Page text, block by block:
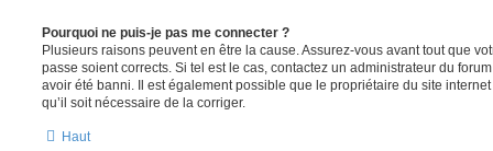
Pourquoi ne puis-je pas me connecter ?
Plusieurs raisons peuvent en être la cause. Assurez-vous avant tout que
passe soient corrects. Si tel est le cas, contactez un administrateur du
avoir été banni. Il est également possible que le propriétaire du site
qu’il soit nécessaire de la corriger.
Haut